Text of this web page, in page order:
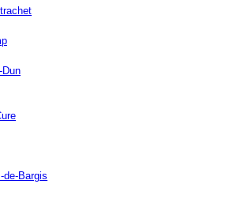
de-Bargis